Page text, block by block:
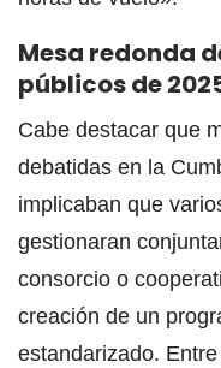
Mesa redonda
públicos de
Cabe destacar que
debatidas en la
implicaban que
gestionaran
consorcio o
creación de un
estandarizado.